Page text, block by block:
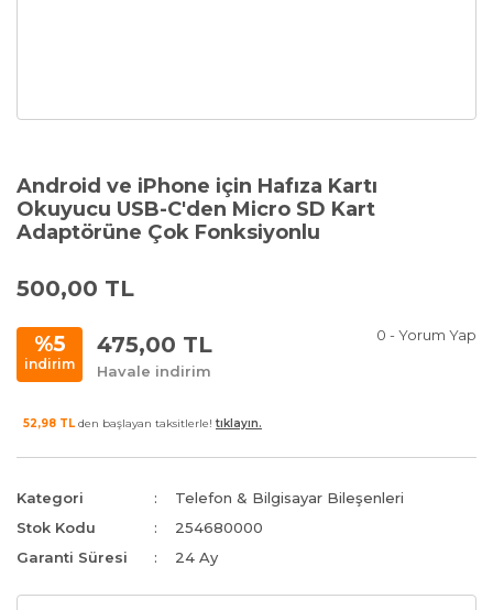
Android ve iPhone için Hafıza Kartı
Okuyucu USB-C'den Micro SD Kart
Adaptörüne Çok Fonksiyonlu
500,00 TL
%5
indirim
475,00 TL
Havale indirim
0 - Yorum Yap
52,98 TL den başlayan taksitlerle! tıklayın.
Kategori
Telefon & Bilgisayar Bileşenleri
Stok Kodu
254680000
Garanti Süresi
24 Ay